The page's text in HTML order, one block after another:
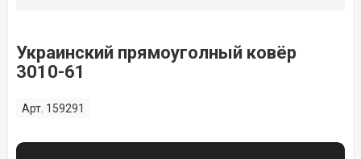
Украинский прямоуголный ковёр
3010-61
Арт. 159291